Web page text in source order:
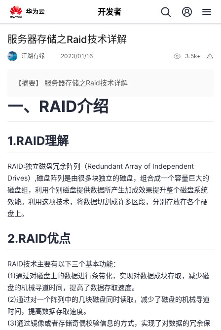
开发者
返
人
主
页
我
的
开
发
者
我
的
博
我
的
我
服务器存储之Raid技术详解
江湖有缘 2023/01/16 3.5k+
【摘要】 服务器存储之Raid技术详解
一、RAID介绍
1.RAID理解
RAID:独立磁盘冗余阵列（Redundant Array of Independent
Drives）,磁盘阵列是由很多块独立的磁盘，组合成一个容量巨大的
磁盘组，利用个别磁盘提供数据所产生加成效果提升整个磁盘系统
效能。利用这项技术，将数据切割成许多区段，分别存放在各个硬
盘上。
2.RAID优点
RAID技术主要有以下三个基本功能：
(1)通过对磁盘上的数据进行条带化，实现对数据成块存取，减少磁
盘的机械寻道时间，提高了数据存取速度。
(2)通过对一个阵列中的几块磁盘同时读取，减少了磁盘的机械寻道
时间，提高数据存取速度。
(3)通过镜像或者存储奇偶校验信息的方式，实现了对数据的冗余保